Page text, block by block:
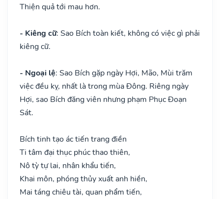
Thiện quả tới mau hơn.
- Kiêng cữ: Sao Bích toàn kiết, không có việc gì phải
kiêng cữ.
- Ngoại lệ: Sao Bích gặp ngày Hợi, Mão, Mùi trăm
việc đều kỵ, nhất là trong mùa Đông. Riêng ngày
Hợi, sao Bích đăng viên nhưng phạm Phục Đoạn
Sát.
Bích tinh tạo ác tiến trang điền
Ti tâm đại thục phúc thao thiên,
Nô tỳ tự lai, nhân khẩu tiến,
Khai môn, phóng thủy xuất anh hiền,
Mai táng chiêu tài, quan phẩm tiến,